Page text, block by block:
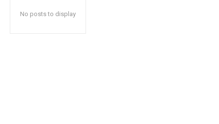
No posts to display